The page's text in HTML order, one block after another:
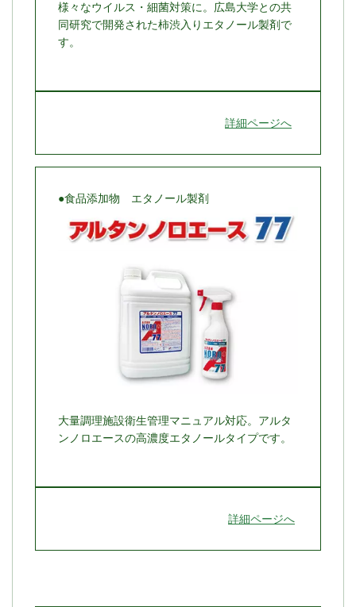
様々なウイルス・細菌対策に。広島大学との共
同研究で開発された柿渋入りエタノール製剤で
す。
詳細ページへ
●食品添加物 エタノール製剤
大量調理施設衛生管理マニュアル対応。アルタ
ンノロエースの高濃度エタノールタイプです。
詳細ページへ